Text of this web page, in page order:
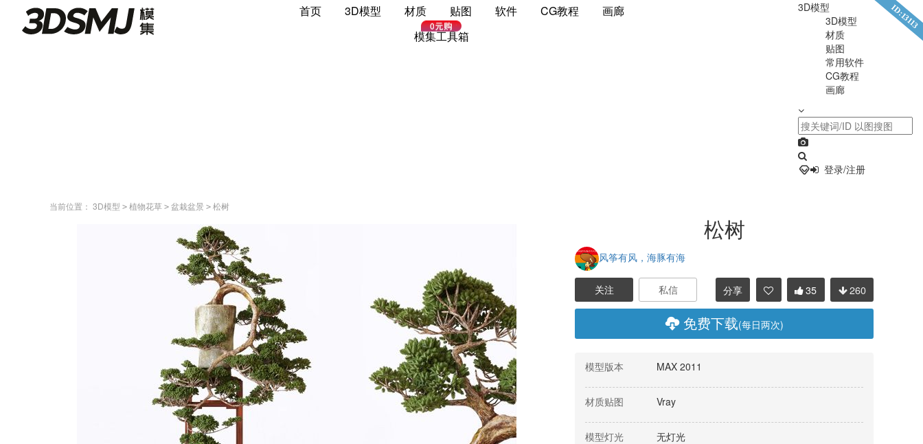
首页 3D模型 材质 贴图 软件 CG教程
画廊
模集工具箱
3D模型
3D模型
材质
贴图
常用软件
CG教程
画廊
登录/注册
当前位置： 3D模型 > 植物花草 > 盆栽盆景 > 松树
ID:13113
松树
风筝有风，海豚有海
260
35
分享
免费下载(每日两次)
模型版本 MAX 2011
材质贴图 Vray
模型灯光 无灯光